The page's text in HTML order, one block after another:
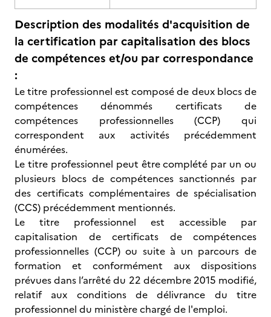
Description des modalités d'acquisition de
la certification par capitalisation des blocs
de compétences et/ou par correspondance
:
Le titre professionnel est composé de deux blocs de
compétences dénommés certificats de
compétences professionnelles (CCP) qui
correspondent aux activités précédemment
énumérées.
Le titre professionnel peut être complété par un ou
plusieurs blocs de compétences sanctionnés par
des certificats complémentaires de spécialisation
(CCS) précédemment mentionnés.
Le titre professionnel est accessible par
capitalisation de certificats de compétences
professionnelles (CCP) ou suite à un parcours de
formation et conformément aux dispositions
prévues dans l’arrêté du 22 décembre 2015 modifié,
relatif aux conditions de délivrance du titre
professionnel du ministère chargé de l'emploi.